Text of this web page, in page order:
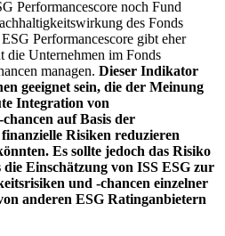
Performancescore noch Fund
des Fonds
Performancescore gibt eher
die Unternehmen im Fonds
managen. Dieser Indikator
geeignet sein, die der Meinung
Integration von
auf Basis der
Risiken reduzieren
Es sollte jedoch das Risiko
Einschätzung von ISS ESG zur
und -chancen einzelner
anderen ESG Ratinganbietern